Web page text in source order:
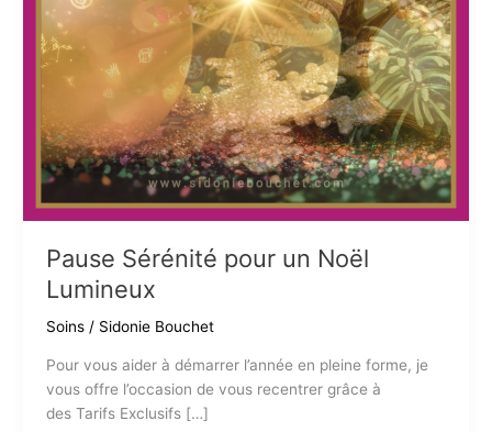
Pause Sérénité pour un Noël
Lumineux
Soins/ Sidonie Bouchet
Pour vous aider à démarrer l’année en pleine forme, je
vous offre l’occasion de vous recentrer grâce à
des Tarifs Exclusifs […]